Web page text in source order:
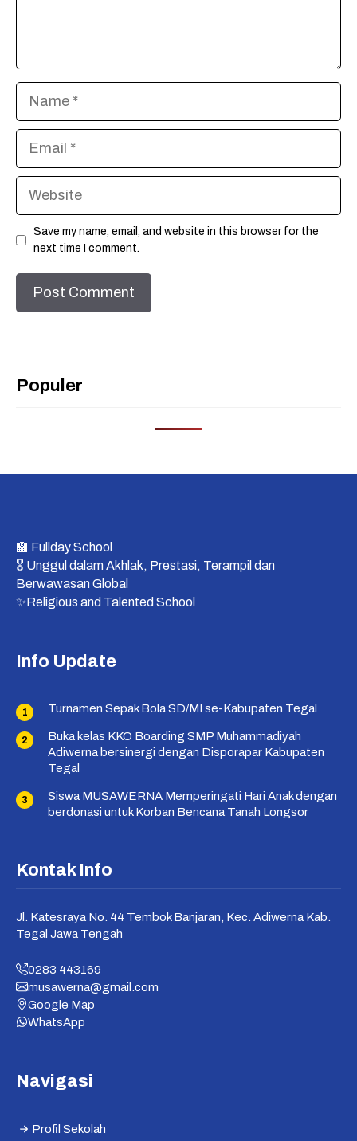
Name
Email
Website
Save my name, email, and website in this browser for the
next time I comment.
Populer
🏫 Fullday School
🎖 Unggul dalam Akhlak, Prestasi, Terampil dan
Berwawasan Global
✨Religious and Talented School
Info Update
Turnamen Sepak Bola SD/MI se-Kabupaten Tegal
Buka kelas KKO Boarding SMP Muhammadiyah
Adiwerna bersinergi dengan Disporapar Kabupaten
Tegal
Siswa MUSAWERNA Memperingati Hari Anak dengan
berdonasi untuk Korban Bencana Tanah Longsor
Kontak Info
Jl. Katesraya No. 44 Tembok Banjaran, Kec. Adiwerna Kab.
Tegal Jawa Tengah
0283 443169
musawerna@gmail.com
Google Map
WhatsApp
Navigasi
Profil Sekolah